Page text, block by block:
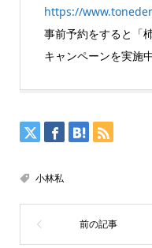
https://
事前予約をすると「
キャンペーンを実施
小林私